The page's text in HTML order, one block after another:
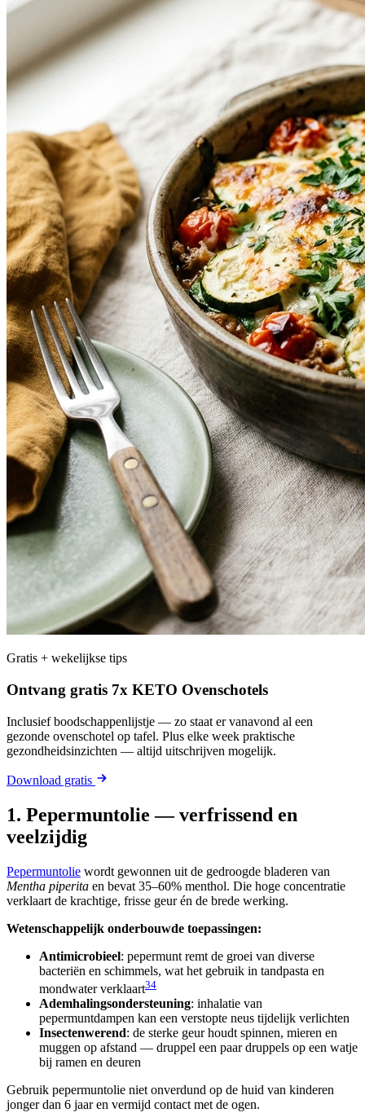
Gratis + wekelijkse tips
Ontvang gratis 7x KETO Ovenschotels
Inclusief boodschappenlijstje — zo staat er vanavond al een
gezonde ovenschotel op tafel. Plus elke week praktische
gezondheidsinzichten — altijd uitschrijven mogelijk.
Download gratis
1. Pepermuntolie — verfrissend en
veelzijdig
Pepermuntolie wordt gewonnen uit de gedroogde bladeren van
Mentha piperita en bevat 35–60% menthol. Die hoge concentratie
verklaart de krachtige, frisse geur én de brede werking.
Wetenschappelijk onderbouwde toepassingen:
Antimicrobieel: pepermunt remt de groei van diverse
bacteriën en schimmels, wat het gebruik in tandpasta en
mondwater verklaart34
Ademhalingsondersteuning: inhalatie van
pepermuntdampen kan een verstopte neus tijdelijk verlichten
Insectenwerend: de sterke geur houdt spinnen, mieren en
muggen op afstand — druppel een paar druppels op een watje
bij ramen en deuren
Gebruik pepermuntolie niet onverdund op de huid van kinderen
jonger dan 6 jaar en vermijd contact met de ogen.